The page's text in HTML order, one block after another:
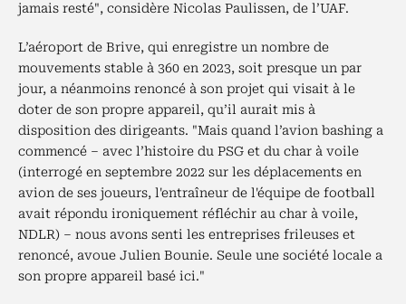
jamais resté", considère Nicolas Paulissen, de l’UAF.
L’aéroport de Brive, qui enregistre un nombre de
mouvements stable à 360 en 2023, soit presque un par
jour, a néanmoins renoncé à son projet qui visait à le
doter de son propre appareil, qu’il aurait mis à
disposition des dirigeants. "Mais quand l’avion bashing a
commencé – avec l’histoire du PSG et du char à voile
(interrogé en septembre 2022 sur les déplacements en
avion de ses joueurs, l'entraîneur de l'équipe de football
avait répondu ironiquement réfléchir au char à voile,
NDLR) – nous avons senti les entreprises frileuses et
renoncé, avoue Julien Bounie. Seule une société locale a
son propre appareil basé ici."